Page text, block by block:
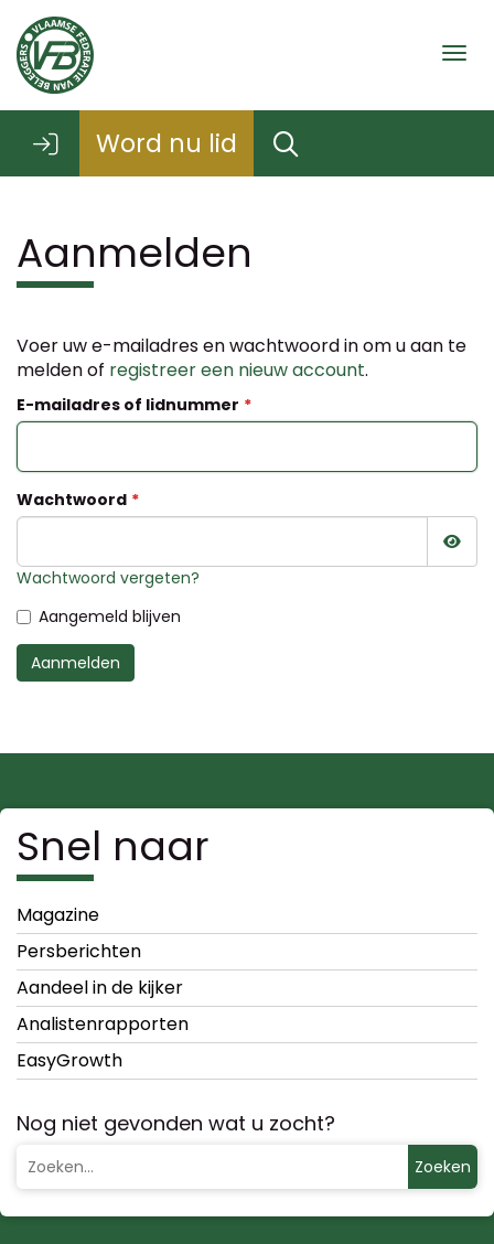
Word nu lid
Aanmelden
Voer uw e-mailadres en wachtwoord in om u aan te
melden of registreer een nieuw account.
E-mailadres of lidnummer
Wachtwoord
Wachtwoord vergeten?
Aangemeld blijven
Aanmelden
Snel naar
Magazine
Persberichten
Aandeel in de kijker
Analistenrapporten
EasyGrowth
Nog niet gevonden wat u zocht?
Zoeken